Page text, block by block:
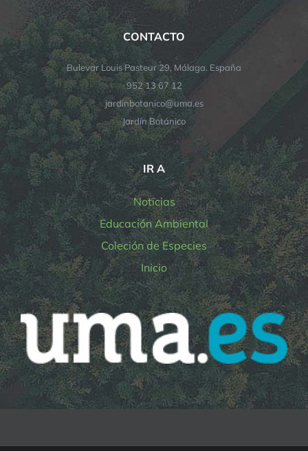
CONTACTO
Bulevar Louis Pasteur 29, Málaga. España
952 13 67 12
jardinbotanico@uma.es
Jardín Botánico
IR A
Noticias
Educación Ambiental
Coleción de Especies
Inicio